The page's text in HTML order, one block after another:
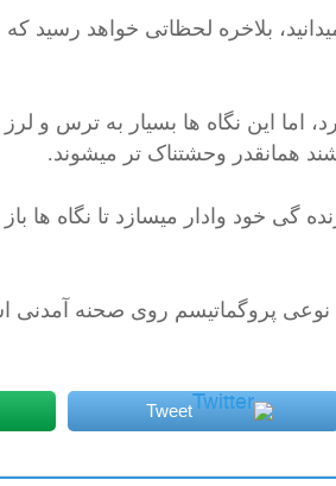
بلاخره لحظاتی خواهد رسید
اما این نگاه ها بسیار به ترس و لرز
همانقدر وحشتناک تر میشوند.
گی خود وادار میسازد تا نگاه ها
نوعی پروگماتیسم روی صحنه
Tweet